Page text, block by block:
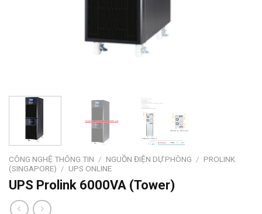
CÔNG NGHỆ THÔNG TIN / NGUỒN ĐIỆN DỰ PHÒNG / PROLINK
(SINGAPORE) / UPS ONLINE
UPS Prolink 6000VA (Tower)